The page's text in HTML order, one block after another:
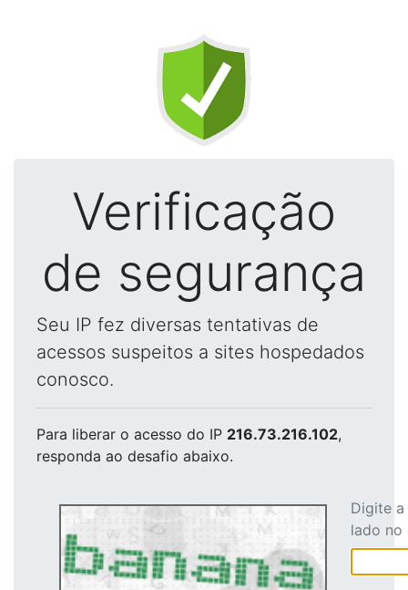
Verificação
de segurança
Seu IP fez diversas tentativas de
acessos suspeitos a sites hospedados
conosco.
Para liberar o acesso do IP 216.73.216.102,
responda ao desafio abaixo.
Digite
lado no